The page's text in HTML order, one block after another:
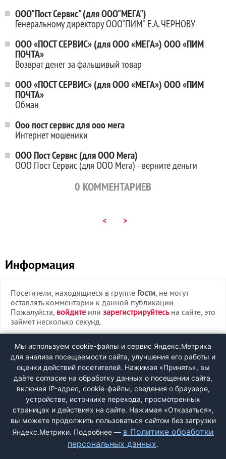
ООО"Пост Сервис" (для ООО"МЕГА")
Генеральному директору ООО"ПИМ" Е.А. ЧЕРНОВУ
ООО «ПОСТ СЕРВИС» (для ООО «МЕГА») ООО «ПИМ
ПОЧТА»
Возврат денег за фальшивый товар
ООО «ПОСТ СЕРВИС» (для ООО «МЕГА») ООО «ПИМ
ПОЧТА»
Обман
Ооо пост сервис для ооо мега
Интернет мошеники
ООО Пост Сервис (для ООО Мега)
ООО Пост Сервис (для ООО Мега) - верните деньги
0 КОММЕНТАРИЕВ
< >
Информация
Посетители, находящиеся в группе Гости, не могут
оставлять комментарии к данной публикации.
Пожалуйста, войдите или зарегистрируйтесьна сайте, это
займет несколько секунд.
ВХОД
РЕГИСТРАЦИЯ
Быстрая регистрациячерез соцсети:
Мы используем cookie-файлы и сервис Яндекс.Метрика
для анализа посещаемости сайта, улучшения его работы и
оценки действий посетителей. Нажимая «Принять», вы
даёте согласие на обработку данных о посещении сайта,
включая IP-адрес, cookie-файлы, сведения о браузере,
устройстве, источнике перехода, просмотренных
страницах и действиях на сайте. Нажимая «Отказаться»,
вы можете продолжить пользоваться сайтом без загрузки
Яндекс.Метрики. Подробнее — в Политике обработки
персональных данных.